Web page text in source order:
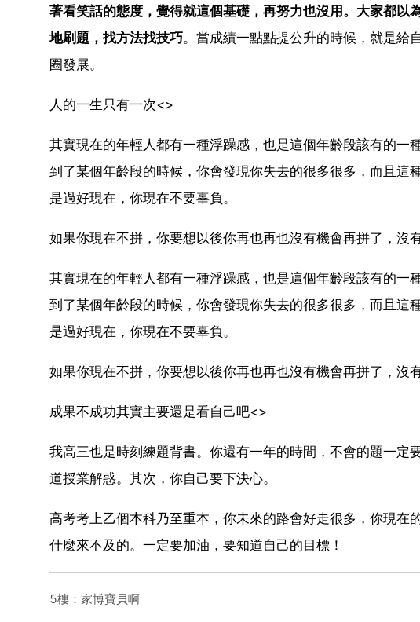
著看笑話的態度，覺得就這個基礎，再努力也沒用。大家都
地刷題，找方法找技巧。當成績一點點提公升的時候，就是給
圈發展。
人的一生只有一次<>
其實現在的年輕人都有一種浮躁感，也是這個年齡段該有的
到了某個年齡段的時候，你會發現你失去的很多很多，而且
是過好現在，你現在不要辜負。
如果你現在不拼，你要想以後你再也再也沒有機會再拼了，沒有
其實現在的年輕人都有一種浮躁感，也是這個年齡段該有的
到了某個年齡段的時候，你會發現你失去的很多很多，而且
是過好現在，你現在不要辜負。
如果你現在不拼，你要想以後你再也再也沒有機會再拼了，沒有
成果不成功其實主要還是看自己吧<>
我高三也是時刻練題背書。你還有一年的時間，不會的題一
道授業解惑。其次，你自己要下決心。
高考考上乙個本科乃至重本，你未來的路會好走很多，你現
什麼來不及的。一定要加油，要知道自己的目標！
5樓：家博寶貝啊